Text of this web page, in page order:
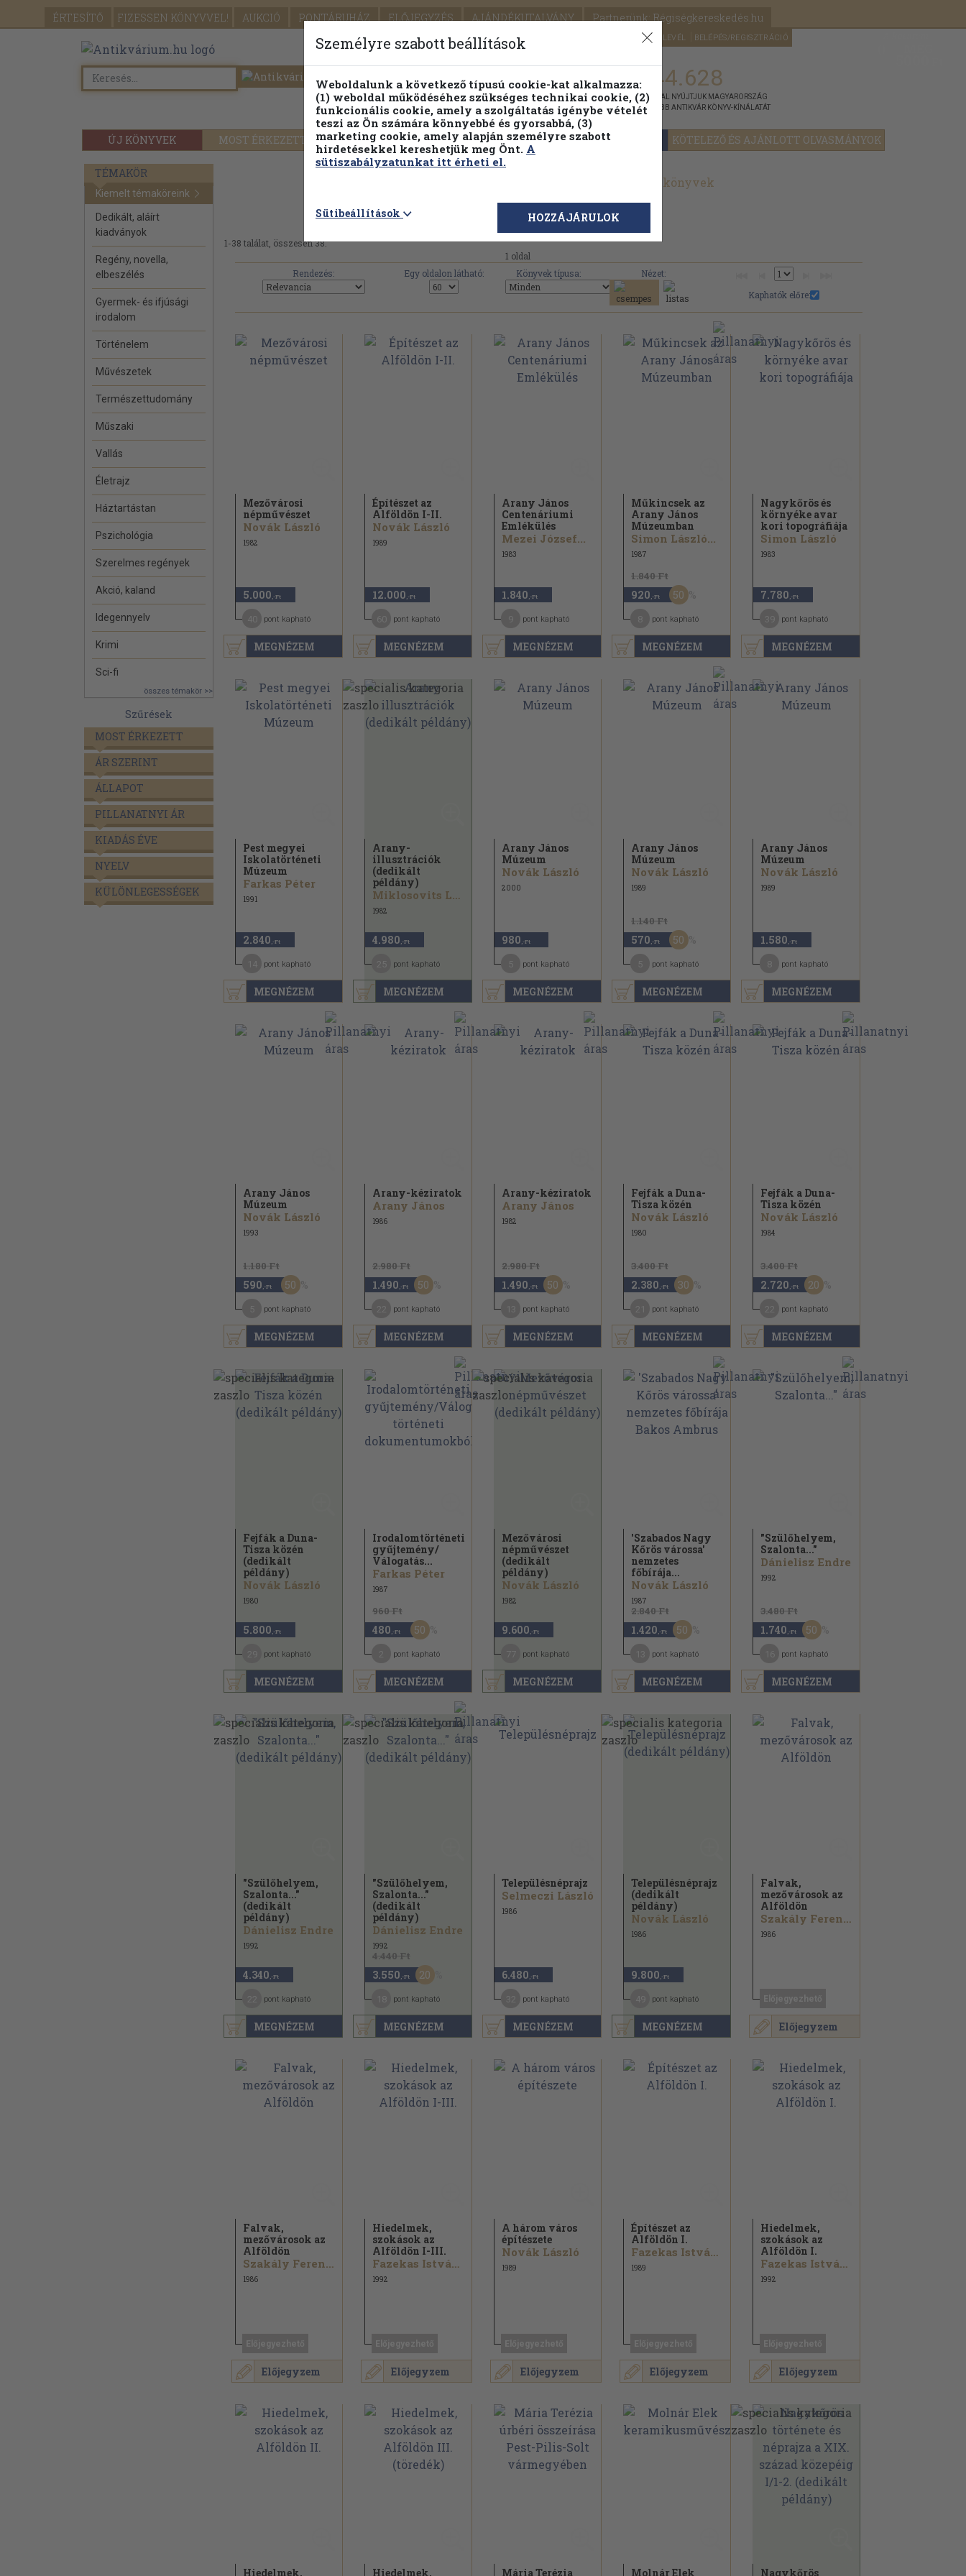
ÉRTESÍTŐ FIZESSEN KÖNYVVEL! AUKCIÓ PONTÁRUHÁZ ELŐJEGYZÉS AJÁNDÉKUTALVÁNY Partnerünk: Régiségkereskedés.hu
SEGÍTSÉG HÍRLEVÉL BELÉPÉS/REGISZTRÁCIÓ
ÚJ KÖNYVEK MOST ÉRKEZETT PILLANATNYI ÁRAINK FENNTARTHATÓ OLVASMÁNYOK KÖTELEZŐ ÉS AJÁNLOTT OLVASMÁNYOK
Részletes kereső Témaköri fa 1.144.628
KIADVÁNNYAL NYÚJTJUK MAGYARORSZÁG
LEGNAGYOBB ANTIKVÁR KÖNYV-KÍNÁLATÁT
TÉMAKÖR
Kiemelt témaköreink
Dedikált, aláírt
kiadványok
Regény, novella,
elbeszélés
Gyermek- és ifjúsági
irodalom
Történelem
Művészetek
Természettudomány
Műszaki
Vallás
Életrajz
Háztartástan
Pszichológia
Szerelmes regények
Akció, kaland
Idegennyelv
Krimi
Sci-fi
összes témakör >>
Szűrések
MOST ÉRKEZETT
ÁR SZERINT
ÁLLAPOT
PILLANATNYI ÁR
KIADÁS ÉVE
NYELV
KÜLÖNLEGESSÉGEK
Arany János Múzeum művei, könyvek, használt könyvek
1-38 találat, összesen 38.
1 oldal
Rendezés:
Egy oldalon látható: Könyvek típusa:
Nézet:
Kaphatók előre:
MEGNÉZEM
Mezővárosi
népművészet
Novák László
1982
5.000 ,-Ft
pont kapható
MEGNÉZEM
Építészet az
Alföldön I-II.
Novák László
1989
12.000 ,-Ft
pont kapható
MEGNÉZEM
Arany János
Centenáriumi
Emlékülés
Mezei József...
1983
1.840 ,-Ft
pont kapható
MEGNÉZEM
Műkincsek az
Arany János
Múzeumban
Simon László...
1987
1.840 Ft
920 ,-Ft 50
pont kapható
MEGNÉZEM
Nagykőrös és
környéke avar
kori topográfiája
Simon László
1983
7.780 ,-Ft
pont kapható
MEGNÉZEM
Pest megyei
Iskolatörténeti
Múzeum
Farkas Péter
1991
2.840 ,-Ft
pont kapható
MEGNÉZEM
Arany-
illusztrációk
(dedikált
példány)
Miklosovits László
1982
4.980 ,-Ft
pont kapható
MEGNÉZEM
Arany János
Múzeum
Novák László
2000
980 ,-Ft
pont kapható
MEGNÉZEM
Arany János
Múzeum
Novák László
1989
1.140 Ft
570 ,-Ft 50
pont kapható
MEGNÉZEM
Arany János
Múzeum
Novák László
1989
1.580 ,-Ft
pont kapható
MEGNÉZEM
Arany János
Múzeum
Novák László
1993
1.180 Ft
590 ,-Ft 50
pont kapható
MEGNÉZEM
Arany-kéziratok
Arany János
1986
2.980 Ft
1.490 ,-Ft 50
pont kapható
MEGNÉZEM
Arany-kéziratok
Arany János
1982
2.980 Ft
1.490 ,-Ft 50
pont kapható
MEGNÉZEM
Fejfák a Duna-
Tisza közén
Novák László
1980
3.400 Ft
2.380 ,-Ft 30
pont kapható
MEGNÉZEM
Fejfák a Duna-
Tisza közén
Novák László
1984
3.400 Ft
2.720 ,-Ft 20
pont kapható
MEGNÉZEM
Fejfák a Duna-
Tisza közén
(dedikált
példány)
Novák László
1980
5.800 ,-Ft
pont kapható
MEGNÉZEM
Irodalomtörténeti
gyűjtemény/
Válogatás...
Farkas Péter
1987
960 Ft
480 ,-Ft 50
pont kapható
MEGNÉZEM
Mezővárosi
népművészet
(dedikált
példány)
Novák László
1982
9.600 ,-Ft
pont kapható
MEGNÉZEM
'Szabados Nagy
Kőrös várossa'
nemzetes
főbírája...
Novák László
1987
2.840 Ft
1.420 ,-Ft 50
pont kapható
MEGNÉZEM
"Szülőhelyem,
Szalonta..."
Dánielisz Endre
1992
3.480 Ft
1.740 ,-Ft 50
pont kapható
MEGNÉZEM
"Szülőhelyem,
Szalonta..."
(dedikált
példány)
Dánielisz Endre
1992
4.340 ,-Ft
pont kapható
MEGNÉZEM
"Szülőhelyem,
Szalonta..."
(dedikált
példány)
Dánielisz Endre
1992
4.440 Ft
3.550 ,-Ft 20
pont kapható
MEGNÉZEM
Településnéprajz
Selmeczi László
1986
6.480 ,-Ft
pont kapható
MEGNÉZEM
Településnéprajz
(dedikált
példány)
Novák László
1986
9.800 ,-Ft
pont kapható
Előjegyzem
Falvak,
mezővárosok az
Alföldön
Szakály Ferenc...
1986
Előjegyzem
Falvak,
mezővárosok az
Alföldön
Szakály Ferenc...
1986
Előjegyzem
Hiedelmek,
szokások az
Alföldön I-III.
Fazekas István...
1992
Előjegyzem
A három város
építészete
Novák László
1989
Előjegyzem
Építészet az
Alföldön I.
Fazekas István...
1989
Előjegyzem
Hiedelmek,
szokások az
Alföldön I.
Fazekas István...
1992
Hiedelmek, Hiedelmek, Mária Terézia Molnár Elek Nagykőrös
Személyre szabott beállítások
Weboldalunk a következő típusú cookie-kat alkalmazza:
(1) weboldal működéséhez szükséges technikai cookie, (2)
funkcionális cookie, amely a szolgáltatás igénybe vételét
teszi az Ön számára könnyebbé és gyorsabbá, (3)
marketing cookie, amely alapján személyre szabott
hirdetésekkel kereshetjük meg Önt. A
sütiszabályzatunkat itt érheti el.
Sütibeállítások HOZZÁJÁRULOK